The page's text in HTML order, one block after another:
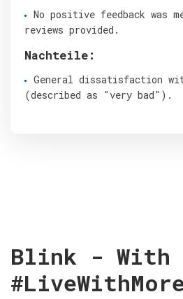
No positive feedback was
reviews provided.
Nachteile:
General dissatisfaction
(described as "very bad").
Blink - With